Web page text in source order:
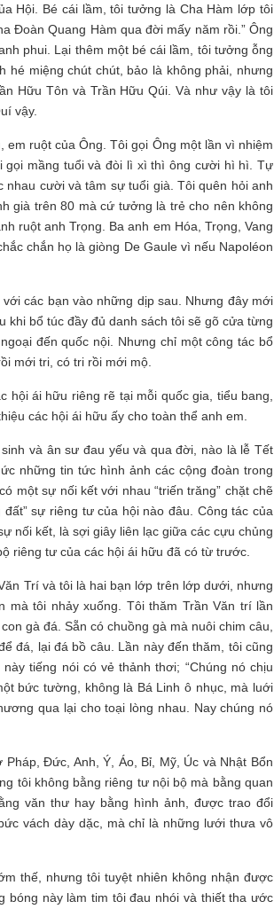
Hội. Bé cái lầm, tôi tưởng là Cha Hàm lớp tôi
Đoàn Quang Hàm qua đời mấy năm rồi.” Ông
phui. Lại thêm một bé cái lầm, tôi tưởng ỗng
hé miệng chút chút, bảo là không phải, nhưng
Hữu Tôn và Trần Hữu Qúi. Và như vậy là tôi
vậy.
ruột của Ông. Tôi gọi Ông một lần vì nhiệm
gọi mầng tuổi và đòi lì xì thì ông cười hì hì. Tự
cười và tâm sự tuổi già. Tôi quên hỏi anh
già trên 80 mà cứ tưởng là trẻ cho nên không
ruột anh Trọng. Ba anh em Hóa, Trọng, Vang
chắn họ là giòng De Gaule vì nếu Napoléon
các bạn vào những dịp sau. Nhưng đây mới
khi bổ túc đầy đủ danh sách tôi sẽ gõ cửa từng
đến quốc nội. Nhưng chỉ một công tác bổ
mới tri, có tri rồi mới mộ.
ái hữu riêng rẽ tại mỗi quốc gia, tiểu bang,
các hội ái hữu ấy cho toàn thể anh em.
và ân sư đau yếu và qua đời, nào là lễ Tết
những tin tức hình ảnh các cộng đoàn trong
một sự nối kết với nhau “triến trăng” chặt chẽ
sự riêng tư của hội nào đâu. Công tác của
nối kết, là sợi giây liên lạc giữa các cựu chủng
riêng tư của các hội ái hữu đã có từ trước.
Trí và tôi là hai bạn lớp trên lớp dưới, nhưng
tôi nhảy xuống. Tôi thăm Trần Văn trí lần
gà đá. Sẵn có chuồng gà mà nuôi chim câu,
đá, lại đá bồ câu. Lần này đến thăm, tôi cũng
tiếng nói có vẻ thảnh thơi; “Chúng nó chịu
bức tường, không là Bá Linh ô nhục, mà luới
qua lại cho toại lòng nhau. Nay chúng nó
Đức, Anh, Ý, Áo, Bỉ, Mỹ, Úc và Nhật Bổn
tôi không bằng riêng tư nội bộ mà bằng quan
văn thư hay bằng hình ảnh, được trao đổi
vách dày dặc, mà chỉ là những lưới thưa vô
thế, nhưng tôi tuyệt nhiên không nhận được
bóng này làm tim tôi đau nhói và thiết tha ước